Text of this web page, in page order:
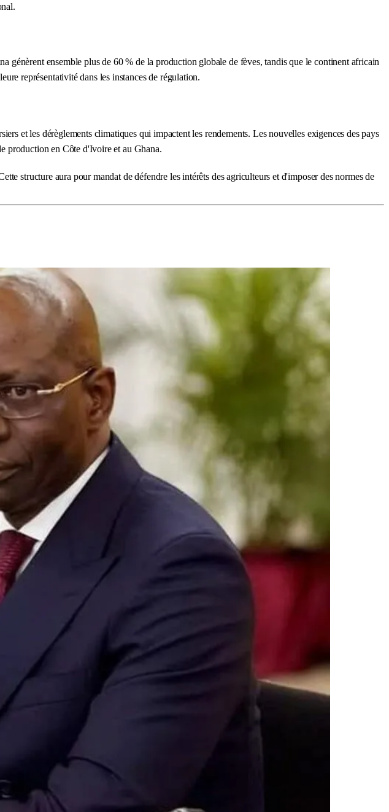
ensemble plus de 60 % de la production globale de fèves, tandis que le continent africain
représentativité dans les instances de régulation.
et les dérèglements climatiques qui impactent les rendements. Les nouvelles exigences des pays
production en Côte d'Ivoire et au Ghana.
structure aura pour mandat de défendre les intérêts des agriculteurs et d'imposer des normes de